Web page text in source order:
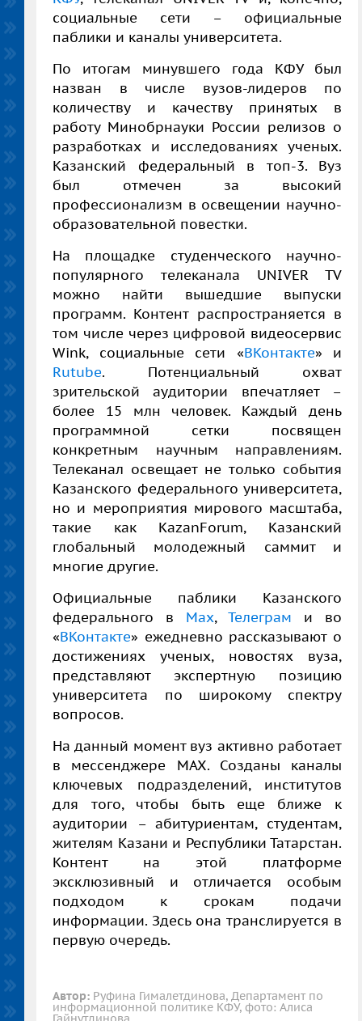
социальные сети – официальные
паблики и каналы университета.
По итогам минувшего года КФУ был
назван в числе вузов-лидеров по
количеству и качеству принятых в
работу Минобрнауки России релизов о
разработках и исследованиях ученых.
Казанский федеральный в топ-3. Вуз
был отмечен за высокий
профессионализм в освещении научно-
образовательной повестки.
На площадке студенческого научно-
популярного телеканала UNIVER TV
можно найти вышедшие выпуски
программ. Контент распространяется в
том числе через цифровой видеосервис
Wink, социальные сети «ВКонтакте» и
Rutube. Потенциальный охват
зрительской аудитории впечатляет –
более 15 млн человек. Каждый день
программной сетки посвящен
конкретным научным направлениям.
Телеканал освещает не только события
Казанского федерального университета,
но и мероприятия мирового масштаба,
такие как KazanForum, Казанский
глобальный молодежный саммит и
многие другие.
Официальные паблики Казанского
федерального в Max,Телеграм и во
«ВКонтакте» ежедневно рассказывают о
достижениях ученых, новостях вуза,
представляют экспертную позицию
университета по широкому спектру
вопросов.
На данный момент вуз активно работает
в мессенджере MAX. Созданы каналы
ключевых подразделений, институтов
для того, чтобы быть еще ближе к
аудитории – абитуриентам, студентам,
жителям Казани и Республики Татарстан.
Контент на этой платформе
эксклюзивный и отличается особым
подходом к срокам подачи
информации. Здесь она транслируется в
первую очередь.
Автор: Руфина Гималетдинова, Департамент по
информационной политике КФУ, фото: Алиса